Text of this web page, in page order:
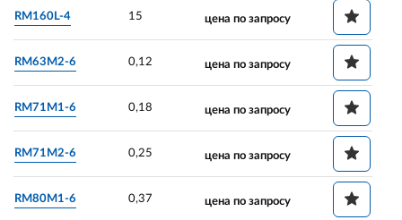
RM160L-4 15 цена по запросу
RM63M2-6 0,12 цена по запросу
RM71M1-6 0,18 цена по запросу
RM71M2-6 0,25 цена по запросу
RM80M1-6 0,37 цена по запросу